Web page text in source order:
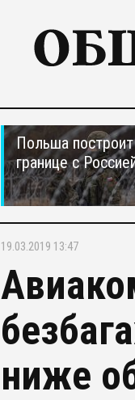
Польша
границе с
19.03.2019 13:47
ниже